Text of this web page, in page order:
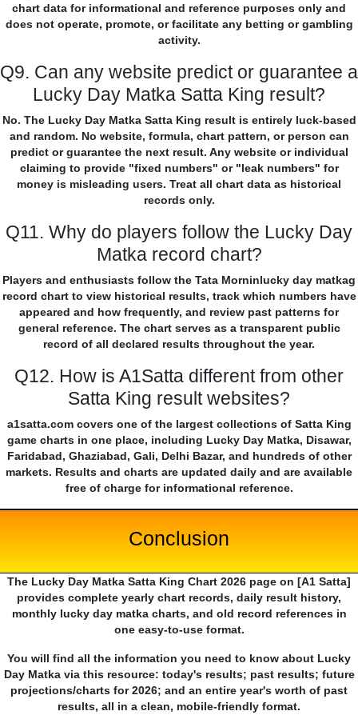
chart data for informational and reference purposes only and
does not operate, promote, or facilitate any betting or gambling
activity.
Q9. Can any website predict or guarantee a
Lucky Day Matka Satta King result?
No. The Lucky Day Matka Satta King result is entirely luck-based
and random. No website, formula, chart pattern, or person can
predict or guarantee the next result. Any website or individual
claiming to provide "fixed numbers" or "leak numbers" for
money is misleading users. Treat all chart data as historical
records only.
Q11. Why do players follow the Lucky Day
Matka record chart?
Players and enthusiasts follow the Tata Morninlucky day matkag
record chart to view historical results, track which numbers have
appeared and how frequently, and review past patterns for
general reference. The chart serves as a transparent public
record of all declared results throughout the year.
Q12. How is A1Satta different from other
Satta King result websites?
a1satta.com covers one of the largest collections of Satta King
game charts in one place, including Lucky Day Matka, Disawar,
Faridabad, Ghaziabad, Gali, Delhi Bazar, and hundreds of other
markets. Results and charts are updated daily and are available
free of charge for informational reference.
Conclusion
The Lucky Day Matka Satta King Chart 2026 page on [A1 Satta]
provides complete yearly chart records, daily result history,
monthly lucky day matka charts, and old record references in
one easy-to-use format.
You will find all the information you need to know about Lucky
Day Matka via this resource: today's results; past results; future
projections/charts for 2026; and an entire year's worth of past
results, all in a clean, mobile-friendly format.